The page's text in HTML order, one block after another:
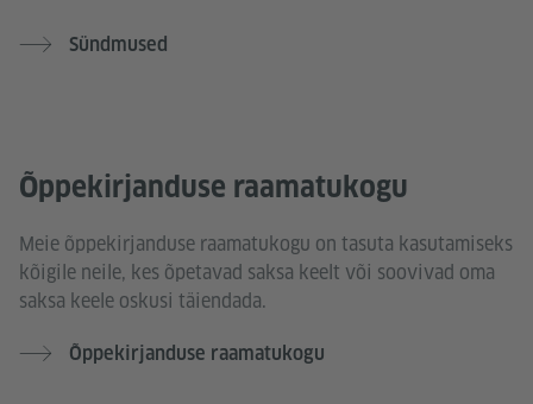
Sündmused
Õppekirjanduse raamatukogu
Meie õppekirjanduse raamatukogu on tasuta kasutamiseks
kõigile neile, kes õpetavad saksa keelt või soovivad oma
saksa keele oskusi täiendada.
Õppekirjanduse raamatukogu